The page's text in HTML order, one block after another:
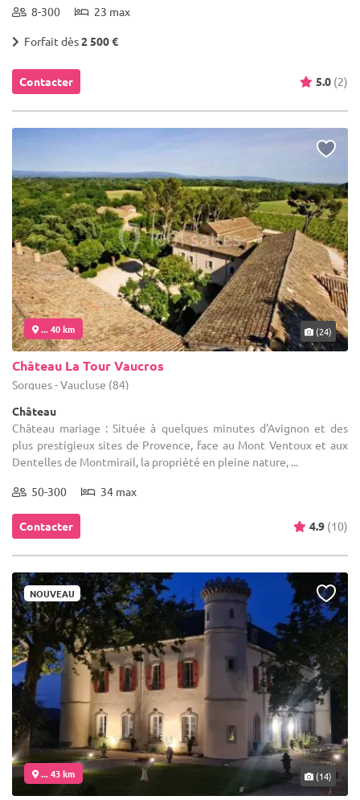
8-300 23 max
Forfait dès2 500 €
Contacter 5.0 (2)
... 40 km (24)
Château La Tour Vaucros
Sorgues - Vaucluse (84)
Château
Château mariage : Située à quelques minutes d'Avignon et des
plus prestigieux sites de Provence, face au Mont Ventoux et aux
Dentelles de Montmirail, la propriété en pleine nature, ...
50-300 34 max
Contacter 4.9 (10)
NOUVEAU
... 43 km (14)